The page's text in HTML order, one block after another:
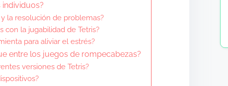
la resolución de problemas?
con la jugabilidad de Tetris?
para aliviar el estrés?
entre los juegos de rompecabezas?
versiones de Tetris?